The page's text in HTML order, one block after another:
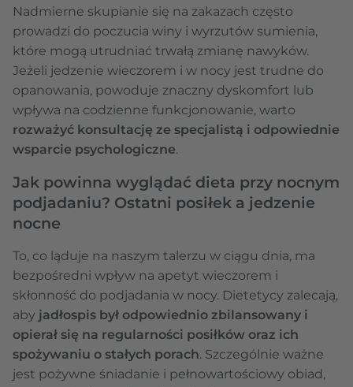
Nadmierne skupianie się na zakazach często
prowadzi do poczucia winy i wyrzutów sumienia,
które mogą utrudniać trwałą zmianę nawyków.
Jeżeli jedzenie wieczorem i w nocy jest trudne do
opanowania, powoduje znaczny dyskomfort lub
wpływa na codzienne funkcjonowanie, warto
rozważyć konsultację ze specjalistą i odpowiednie
wsparcie psychologiczne.
Jak powinna wyglądać dieta przy nocnym
podjadaniu? Ostatni posiłek a jedzenie
nocne
To, co ląduje na naszym talerzu w ciągu dnia, ma
bezpośredni wpływ na apetyt wieczorem i
skłonność do podjadania w nocy. Dietetycy zalecają,
aby jadłospis był odpowiednio zbilansowany i
opierał się na regularności posiłków oraz ich
spożywaniu o stałych porach. Szczególnie ważne
jest pożywne śniadanie i pełnowartościowy obiad,